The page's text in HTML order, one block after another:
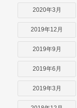
2020年3月
2019年12月
2019年9月
2019年6月
2019年3月